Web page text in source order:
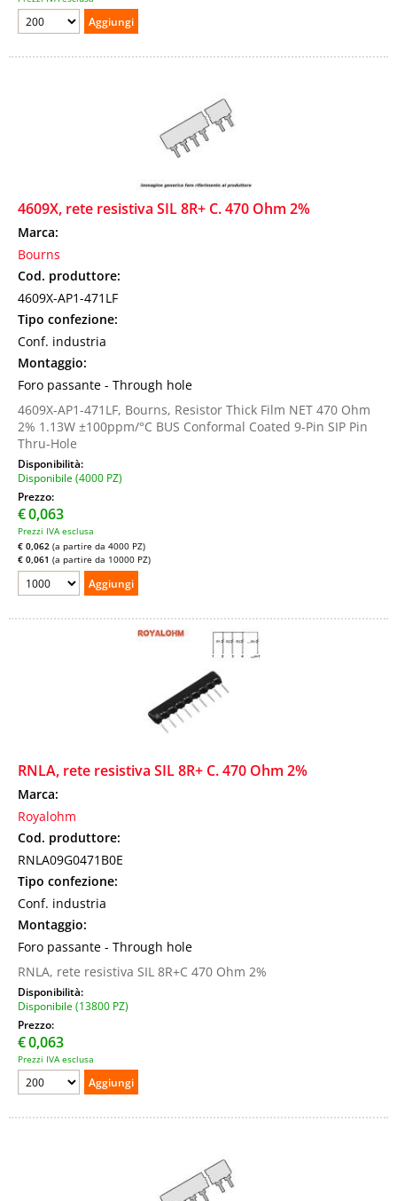
4609X, rete resistiva SIL 8R+ C. 470 Ohm 2%
Marca:
Bourns
Cod. produttore:
4609X-AP1-471LF
Tipo confezione:
Conf. industria
Montaggio:
Foro passante - Through hole
4609X-AP1-471LF, Bourns, Resistor Thick Film NET 470 Ohm
2% 1.13W ±100ppm/°C BUS Conformal Coated 9-Pin SIP Pin
Thru-Hole
Disponibilità:
Disponibile (4000 PZ)
Prezzo:
€0,063
Prezzi IVA esclusa
€ 0,062 (a partire da 4000 PZ)
€ 0,061 (a partire da 10000 PZ)
RNLA, rete resistiva SIL 8R+ C. 470 Ohm 2%
Marca:
Royalohm
Cod. produttore:
RNLA09G0471B0E
Tipo confezione:
Conf. industria
Montaggio:
Foro passante - Through hole
RNLA, rete resistiva SIL 8R+C 470 Ohm 2%
Disponibilità:
Disponibile (13800 PZ)
Prezzo:
€0,063
Prezzi IVA esclusa